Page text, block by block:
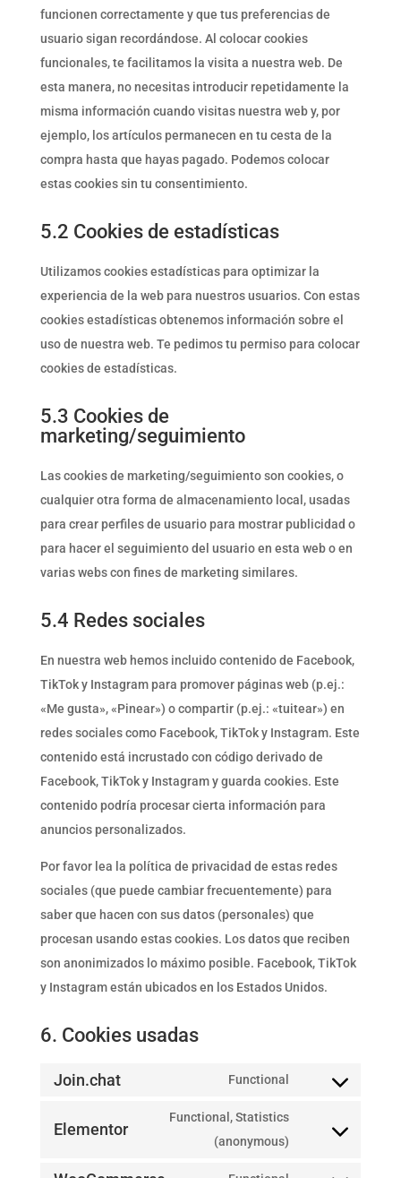
funcionen correctamente y que tus preferencias de
usuario sigan recordándose. Al colocar cookies
funcionales, te facilitamos la visita a nuestra web. De
esta manera, no necesitas introducir repetidamente la
misma información cuando visitas nuestra web y, por
ejemplo, los artículos permanecen en tu cesta de la
compra hasta que hayas pagado. Podemos colocar
estas cookies sin tu consentimiento.
5.2 Cookies de estadísticas
Utilizamos cookies estadísticas para optimizar la
experiencia de la web para nuestros usuarios. Con estas
cookies estadísticas obtenemos información sobre el
uso de nuestra web. Te pedimos tu permiso para colocar
cookies de estadísticas.
5.3 Cookies de
marketing/seguimiento
Las cookies de marketing/seguimiento son cookies, o
cualquier otra forma de almacenamiento local, usadas
para crear perfiles de usuario para mostrar publicidad o
para hacer el seguimiento del usuario en esta web o en
varias webs con fines de marketing similares.
5.4 Redes sociales
En nuestra web hemos incluido contenido de Facebook,
TikTok y Instagram para promover páginas web (p.ej.:
«Me gusta», «Pinear») o compartir (p.ej.: «tuitear») en
redes sociales como Facebook, TikTok y Instagram. Este
contenido está incrustado con código derivado de
Facebook, TikTok y Instagram y guarda cookies. Este
contenido podría procesar cierta información para
anuncios personalizados.
Por favor lea la política de privacidad de estas redes
sociales (que puede cambiar frecuentemente) para
saber que hacen con sus datos (personales) que
procesan usando estas cookies. Los datos que reciben
son anonimizados lo máximo posible. Facebook, TikTok
y Instagram están ubicados en los Estados Unidos.
6. Cookies usadas
Join.chat Functional
Consent
service
Elementor
Functional, Statistics
(anonymous)
Consent